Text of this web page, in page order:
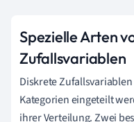
Spezielle Arten
Zufallsvariablen
Diskrete
Kategorien eingeteilt
ihrer Verteilung. Zwei